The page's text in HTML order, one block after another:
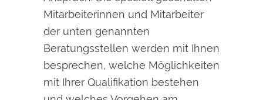
Mitarbeiterinnen und Mitarbeiter
der unten genannten
Beratungsstellen werden mit Ihnen
besprechen, welche Möglichkeiten
mit Ihrer Qualifikation bestehen